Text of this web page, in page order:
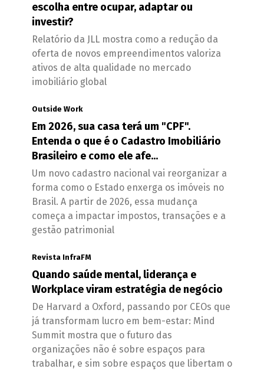
escolha entre ocupar, adaptar ou
investir?
Relatório da JLL mostra como a redução da
oferta de novos empreendimentos valoriza
ativos de alta qualidade no mercado
imobiliário global
Outside Work
Em 2026, sua casa terá um "CPF".
Entenda o que é o Cadastro Imobiliário
Brasileiro e como ele afe...
Um novo cadastro nacional vai reorganizar a
forma como o Estado enxerga os imóveis no
Brasil. A partir de 2026, essa mudança
começa a impactar impostos, transações e a
gestão patrimonial
Revista InfraFM
Quando saúde mental, liderança e
Workplace viram estratégia de negócio
De Harvard a Oxford, passando por CEOs que
já transformam lucro em bem-estar: Mind
Summit mostra que o futuro das
organizações não é sobre espaços para
trabalhar, e sim sobre espaços que libertam o